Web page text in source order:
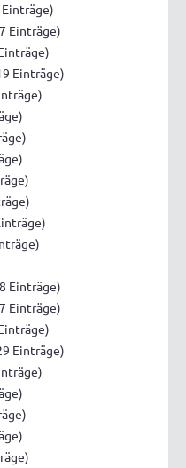
Einträge)
Einträge)
Einträge)
Einträge)
Einträge)
Einträge)